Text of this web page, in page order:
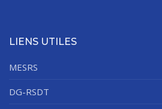
LIENS UTILES
MESRS
DG-RSDT